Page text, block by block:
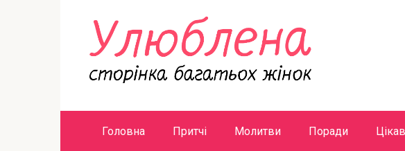
Головна Притчі Молитви Поради